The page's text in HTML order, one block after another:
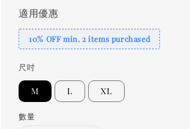
適用優惠
10% OFF min. 2 items purchased
尺吋
M L XL
數量